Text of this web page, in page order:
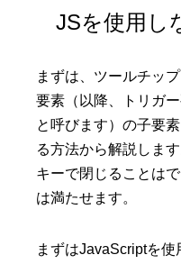
JSを使用し
まずは、ツールチッ
要素（以降、トリガ
と呼びます）の子要
る方法から解説しま
キーで閉じることは
は満たせます。
まずはJavaScriptを